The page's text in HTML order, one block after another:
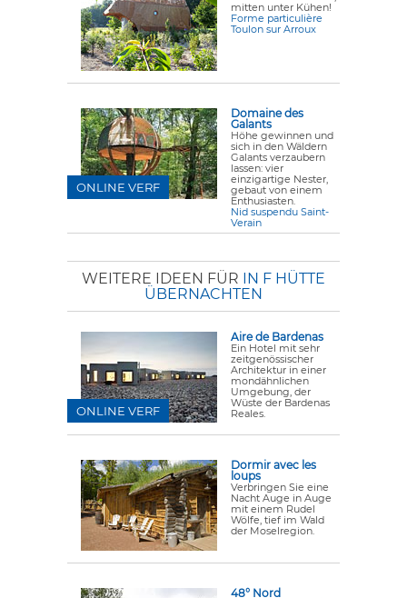
mitten unter Kühen!
Forme particulière
Toulon sur Arroux
Domaine des
Galants
Höhe gewinnen und
sich in den Wäldern
Galants verzaubern
lassen: vier
einzigartige Nester,
gebaut von einem
Enthusiasten.
Nid suspendu Saint-
Verain
ONLINE VERF
WEITERE IDEEN FÜR IN F HÜTTE
ÜBERNACHTEN
Aire de Bardenas
Ein Hotel mit sehr
zeitgenössischer
Architektur in einer
mondähnlichen
Umgebung, der
Wüste der Bardenas
Reales.
ONLINE VERF
Dormir avec les
loups
Verbringen Sie eine
Nacht Auge in Auge
mit einem Rudel
Wölfe, tief im Wald
der Moselregion.
48° Nord